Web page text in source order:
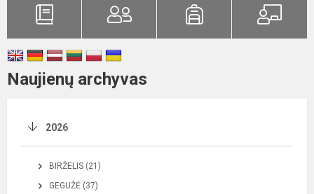
Naujienų archyvas
2026
BIRŽELIS (21)
GEGUŽĖ (37)